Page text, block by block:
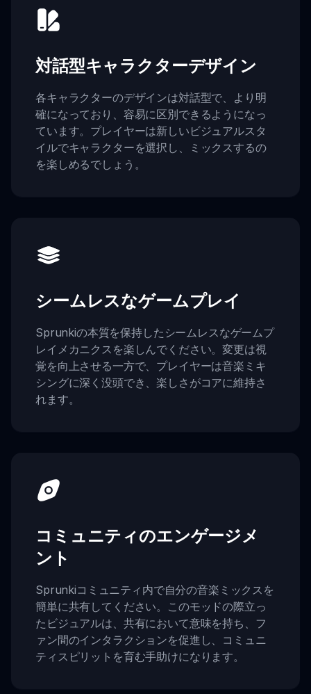
対話型キャラクターデザイン
各キャラクターのデザインは対話型で、より明
確になっており、容易に区別できるようになっ
ています。プレイヤーは新しいビジュアルスタ
イルでキャラクターを選択し、ミックスするの
を楽しめるでしょう。
シームレスなゲームプレイ
Sprunkiの本質を保持したシームレスなゲームプ
レイメカニクスを楽しんでください。変更は視
覚を向上させる一方で、プレイヤーは音楽ミキ
シングに深く没頭でき、楽しさがコアに維持さ
れます。
コミュニティのエンゲージメ
ント
Sprunkiコミュニティ内で自分の音楽ミックスを
簡単に共有してください。このモッドの際立っ
たビジュアルは、共有において意味を持ち、フ
ァン間のインタラクションを促進し、コミュニ
ティスピリットを育む手助けになります。